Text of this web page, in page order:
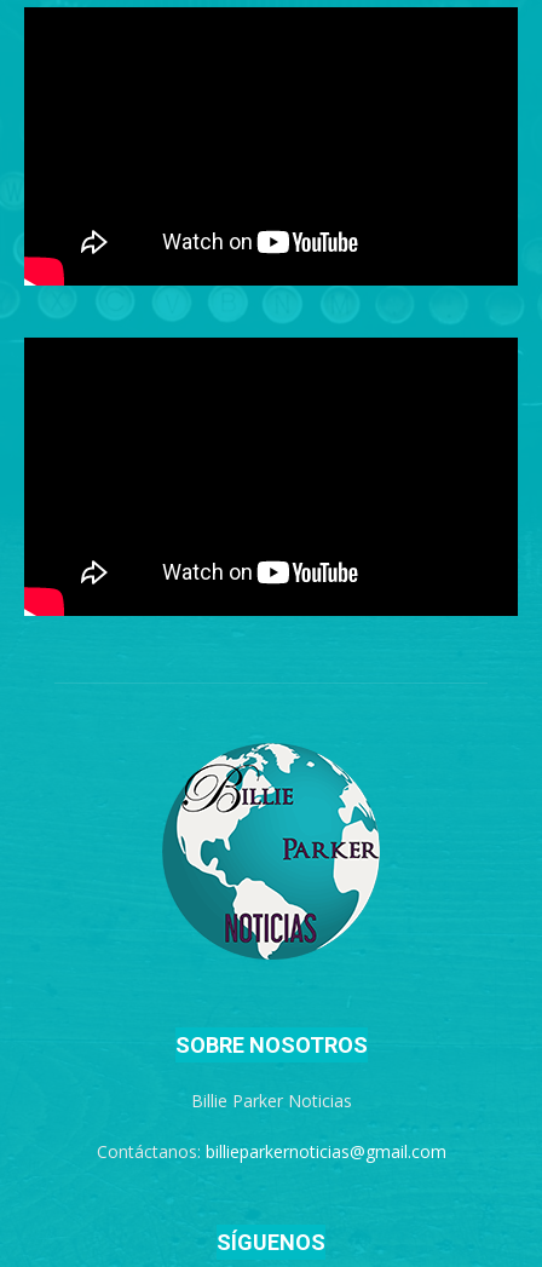
SOBRE NOSOTROS
Billie Parker Noticias
Contáctanos: billieparkernoticias@gmail.com
SÍGUENOS